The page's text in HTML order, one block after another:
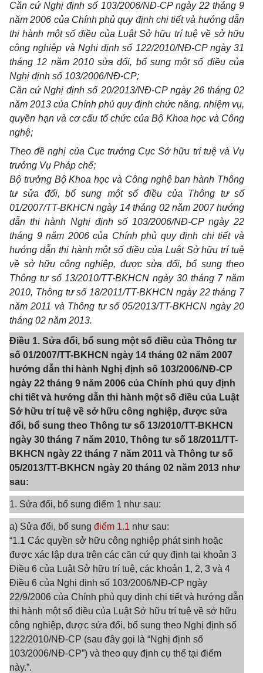
Căn cứ Nghị định số 103/2006/NĐ-CP ngày 22 tháng 9
năm 2006 của Chính phủ quy định chi tiết và hướng dẫn
thi hành một số điều của Luật Sở hữu trí tuệ về sở hữu
công nghiệp và Nghị định số 122/2010/NĐ-CP ngày 31
tháng 12 năm 2010 sửa đổi, bổ sung một số điều của
Nghị định số 103/2006/NĐ-CP;
Căn cứ Nghị định số 20/2013/NĐ-CP ngày 26 tháng 02
năm 2013 của Chính phủ quy định chức năng, nhiệm vụ,
quyền hạn và cơ cấu tổ chức của Bộ Khoa học và Công
nghệ;
Theo đề nghị của Cục trưởng Cục Sở hữu trí tuệ và Vụ
trưởng Vụ Pháp chế;
Bộ trưởng Bộ Khoa học và Công nghệ ban hành Thông
tư sửa đổi, bổ sung một số điều của Thông tư số
01/2007/TT-BKHCN ngày 14 tháng 02 năm 2007 hướng
dẫn thi hành Nghị định số 103/2006/NĐ-CP ngày 22
tháng 9 năm 2006 của Chính phủ quy định chi tiết và
hướng dẫn thi hành một số điều của Luật Sở hữu trí tuệ
về sở hữu công nghiệp, được sửa đổi, bổ sung theo
Thông tư số 13/2010/TT-BKHCN ngày 30 tháng 7 năm
2010, Thông tư số 18/2011/TT-BKHCN ngày 22 tháng 7
năm 2011 và Thông tư số 05/2013/TT-BKHCN ngày 20
tháng 02 năm 2013.
Điều 1. Sửa đổi, bổ sung một số điều của Thông tư
số 01/2007/TT-BKHCN ngày 14 tháng 02 năm 2007
hướng dẫn thi hành Nghị định số 103/2006/NĐ-CP
ngày 22 tháng 9 năm 2006 của Chính phủ quy định
chi tiết và hướng dẫn thi hành một số điều của Luật
Sở hữu trí tuệ về sở hữu công nghiệp, được sửa
đổi, bổ sung theo Thông tư số 13/2010/TT-BKHCN
ngày 30 tháng 7 năm 2010, Thông tư số 18/2011/TT-
BKHCN ngày 22 tháng 7 năm 2011 và Thông tư số
05/2013/TT-BKHCN ngày 20 tháng 02 năm 2013 như
sau:
1. Sửa đổi, bổ sung điểm 1 như sau:
a) Sửa đổi, bổ sung điểm 1.1 như sau:
“1.1 Các quyền sở hữu công nghiệp phát sinh hoặc
được xác lập dựa trên các căn cứ quy định tại khoản 3
Điều 6 của Luật Sở hữu trí tuệ, các khoản 1, 2, 3 và 4
Điều 6 của Nghị định số 103/2006/NĐ-CP ngày
22/9/2006 của Chính phủ quy định chi tiết và hướng dẫn
thi hành một số điều của Luật Sở hữu trí tuệ về sở hữu
công nghiệp, được sửa đổi, bổ sung theo Nghị định số
122/2010/NĐ-CP (sau đây gọi là “Nghị định số
103/2006/NĐ-CP”) và theo quy định cụ thể tại điểm
này.”.